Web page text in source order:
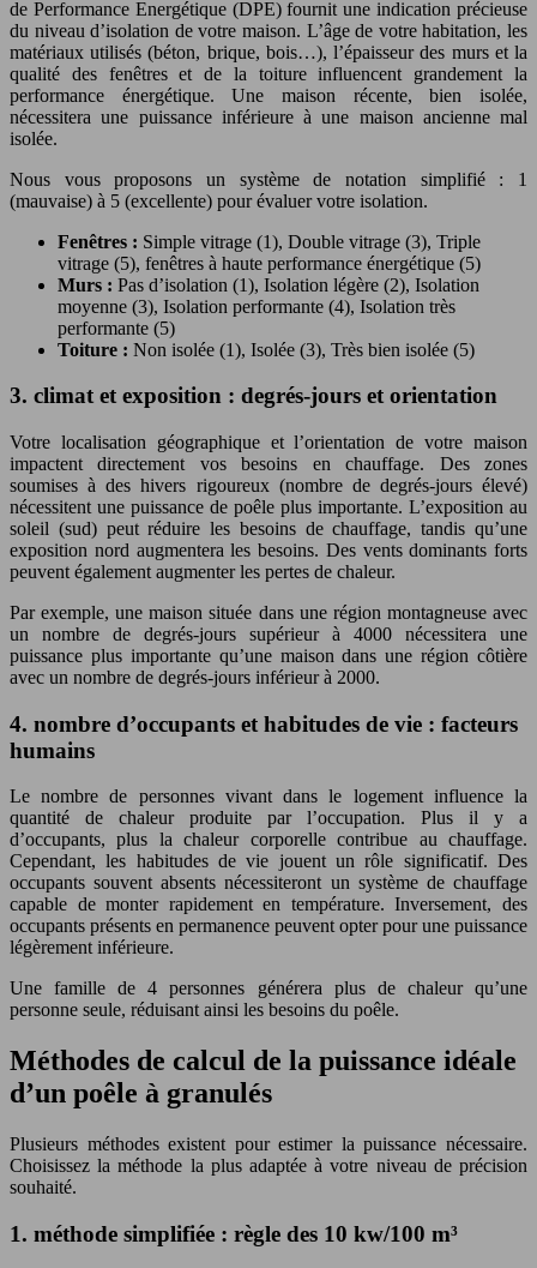
de Performance Energétique (DPE) fournit une indication précieuse
du niveau d’isolation de votre maison. L’âge de votre habitation, les
matériaux utilisés (béton, brique, bois…), l’épaisseur des murs et la
qualité des fenêtres et de la toiture influencent grandement la
performance énergétique. Une maison récente, bien isolée,
nécessitera une puissance inférieure à une maison ancienne mal
isolée.
Nous vous proposons un système de notation simplifié : 1
(mauvaise) à 5 (excellente) pour évaluer votre isolation.
Fenêtres : Simple vitrage (1), Double vitrage (3), Triple
vitrage (5), fenêtres à haute performance énergétique (5)
Murs : Pas d’isolation (1), Isolation légère (2), Isolation
moyenne (3), Isolation performante (4), Isolation très
performante (5)
Toiture : Non isolée (1), Isolée (3), Très bien isolée (5)
3. climat et exposition : degrés-jours et orientation
Votre localisation géographique et l’orientation de votre maison
impactent directement vos besoins en chauffage. Des zones
soumises à des hivers rigoureux (nombre de degrés-jours élevé)
nécessitent une puissance de poêle plus importante. L’exposition au
soleil (sud) peut réduire les besoins de chauffage, tandis qu’une
exposition nord augmentera les besoins. Des vents dominants forts
peuvent également augmenter les pertes de chaleur.
Par exemple, une maison située dans une région montagneuse avec
un nombre de degrés-jours supérieur à 4000 nécessitera une
puissance plus importante qu’une maison dans une région côtière
avec un nombre de degrés-jours inférieur à 2000.
4. nombre d’occupants et habitudes de vie : facteurs
humains
Le nombre de personnes vivant dans le logement influence la
quantité de chaleur produite par l’occupation. Plus il y a
d’occupants, plus la chaleur corporelle contribue au chauffage.
Cependant, les habitudes de vie jouent un rôle significatif. Des
occupants souvent absents nécessiteront un système de chauffage
capable de monter rapidement en température. Inversement, des
occupants présents en permanence peuvent opter pour une puissance
légèrement inférieure.
Une famille de 4 personnes générera plus de chaleur qu’une
personne seule, réduisant ainsi les besoins du poêle.
Méthodes de calcul de la puissance idéale
d’un poêle à granulés
Plusieurs méthodes existent pour estimer la puissance nécessaire.
Choisissez la méthode la plus adaptée à votre niveau de précision
souhaité.
1. méthode simplifiée : règle des 10 kw/100 m³